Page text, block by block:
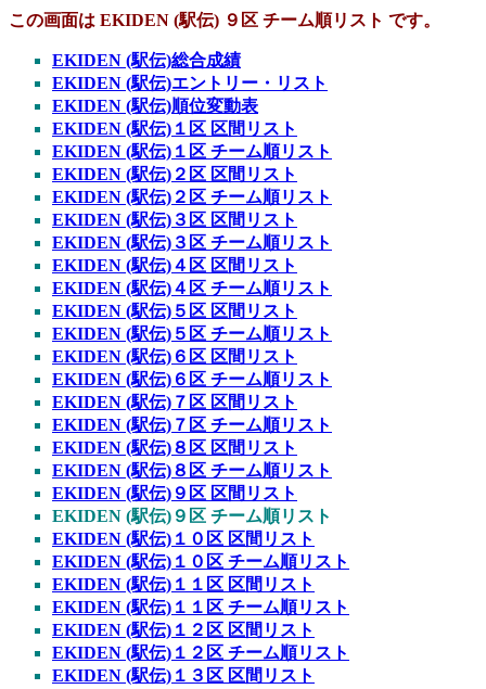
この画面は EKIDEN (駅伝) ９区 チーム順リスト です。
EKIDEN (駅伝)総合成績
EKIDEN (駅伝)エントリー・リスト
EKIDEN (駅伝)順位変動表
EKIDEN (駅伝)１区 区間リスト
EKIDEN (駅伝)１区 チーム順リスト
EKIDEN (駅伝)２区 区間リスト
EKIDEN (駅伝)２区 チーム順リスト
EKIDEN (駅伝)３区 区間リスト
EKIDEN (駅伝)３区 チーム順リスト
EKIDEN (駅伝)４区 区間リスト
EKIDEN (駅伝)４区 チーム順リスト
EKIDEN (駅伝)５区 区間リスト
EKIDEN (駅伝)５区 チーム順リスト
EKIDEN (駅伝)６区 区間リスト
EKIDEN (駅伝)６区 チーム順リスト
EKIDEN (駅伝)７区 区間リスト
EKIDEN (駅伝)７区 チーム順リスト
EKIDEN (駅伝)８区 区間リスト
EKIDEN (駅伝)８区 チーム順リスト
EKIDEN (駅伝)９区 区間リスト
EKIDEN (駅伝)９区 チーム順リスト
EKIDEN (駅伝)１０区 区間リスト
EKIDEN (駅伝)１０区 チーム順リスト
EKIDEN (駅伝)１１区 区間リスト
EKIDEN (駅伝)１１区 チーム順リスト
EKIDEN (駅伝)１２区 区間リスト
EKIDEN (駅伝)１２区 チーム順リスト
EKIDEN (駅伝)１３区 区間リスト